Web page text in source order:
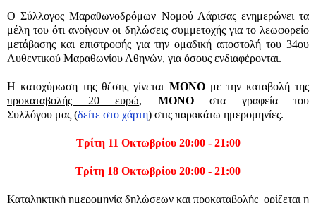
Ο Σύλλογος Μαραθωνοδρόμων Νομού Λάρισας ενημερώνει τα
μέλη του ότι ανοίγουν οι δηλώσεις συμμετοχής για το λεωφορείο
μετάβασης και επιστροφής για την ομαδική αποστολή του 34ου
Αυθεντικού Μαραθωνίου Αθηνών, για όσους ενδιαφέρονται.
Η κατοχύρωση της θέσης γίνεται MONO με την καταβολή της
προκαταβολής 20 ευρώ, ΜΟΝΟ στα γραφεία του
Συλλόγου μας (δείτε στο χάρτη) στις παρακάτω ημερομηνίες.
Τρίτη 11 Οκτωβρίου 20:00 - 21:00
Τρίτη 18 Οκτωβρίου 20:00 - 21:00
Καταληκτική ημερομηνία δηλώσεων και προκαταβολής ορίζεται η